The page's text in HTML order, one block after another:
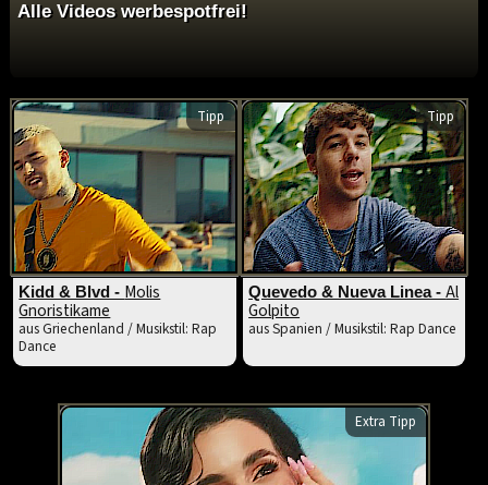
Alle Videos werbespotfrei!
Tipp
Kidd & Blvd - Molis
Gnoristikame
aus Griechenland / Musikstil: Rap
Dance
Tipp
Quevedo & Nueva Linea -Al
Golpito
aus Spanien / Musikstil: Rap Dance
Extra Tipp